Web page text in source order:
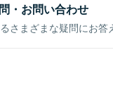
・お問い合わせ
さまざまな疑問にお答